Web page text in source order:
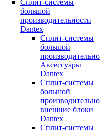
Сплит-системы
большой
производительности
Dantex
Сплит-системы
большой
Аксессуары
Dantex
Сплит-системы
большой
внешние блоки
Dantex
Сплит-системы